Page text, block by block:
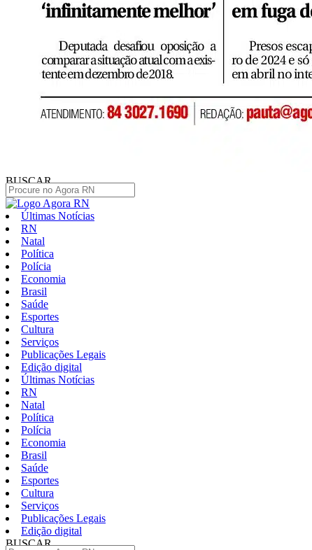
BUSCAR
Últimas Notícias
RN
Natal
Política
Polícia
Economia
Brasil
Saúde
Esportes
Cultura
Serviços
Publicações Legais
Edição digital
Últimas Notícias
RN
Natal
Política
Polícia
Economia
Brasil
Saúde
Esportes
Cultura
Serviços
Publicações Legais
Edição digital
BUSCAR